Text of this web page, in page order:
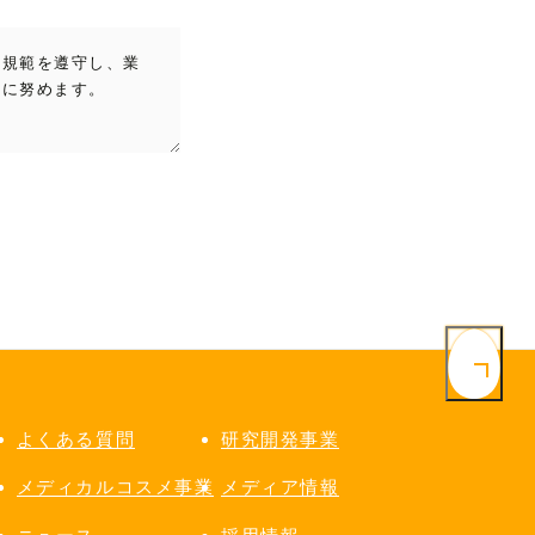
範を遵守し、業
努めます。
よくある質問 研究開発事業
メディカルコスメ事業 メディア情報